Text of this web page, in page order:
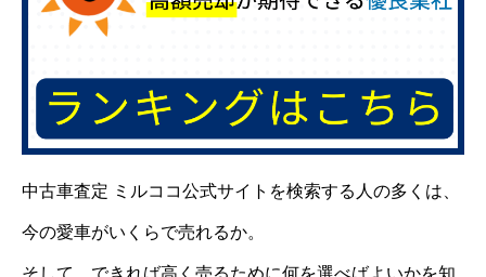
中古車査定 ミルココ公式サイトを検索する人の多くは、
今の愛車がいくらで売れるか。
そして、できれば高く売るために何を選べばよいかを知